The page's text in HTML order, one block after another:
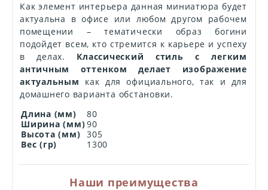
Как элемент интерьера данная миниатюра будет
актуальна в офисе или любом другом рабочем
помещении – тематически образ богини
подойдет всем, кто стремится к карьере и успеху
в делах.
Классический стиль с легким
античным оттенком делает изображение
актуальным как для официального, так и для
домашнего варианта обстановки.
Длина (мм)
80
Ширина (мм)90
Высота (мм)
305
Вес (гр)
1300
Наши преимущества